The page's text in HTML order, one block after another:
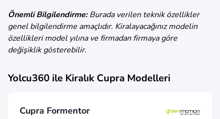
Önemli Bilgilendirme:Burada verilen teknik özellikler
genel bilgilendirme amaçlıdır. Kiralayacağınız modelin
özellikleri model yılına ve firmadan firmaya göre
değişiklik gösterebilir.
Yolcu360 ile Kiralık Cupra Modelleri
Cupra Formentor